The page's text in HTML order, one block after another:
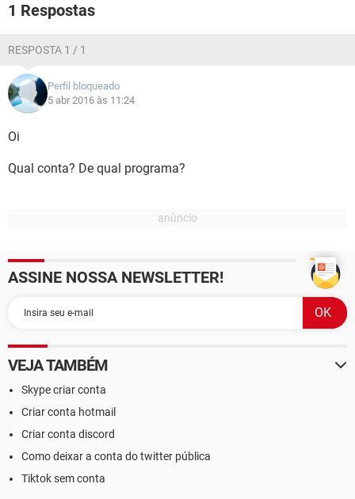
1 Respostas
RESPOSTA 1 / 1
Perfil bloqueado
5 abr 2016 às 11:24
Oi
Qual conta? De qual programa?
ASSINE NOSSA NEWSLETTER!
VEJA TAMBÉM
Skype criar conta
Criar conta hotmail
Criar conta discord
Como deixar a conta do twitter pública
Tiktok sem conta